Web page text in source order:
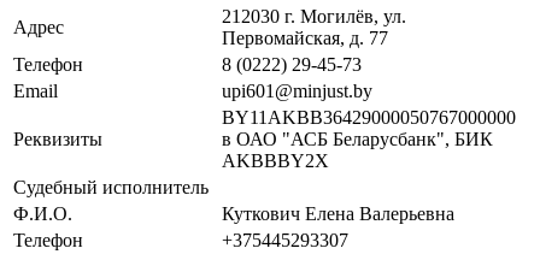
Адрес
212030 г. Могилёв, ул.
Первомайская, д. 77
Телефон
8 (0222) 29-45-73
Email
upi601@minjust.by
Реквизиты
BY11AKBB36429000050767000000
в ОАО "АСБ Беларусбанк", БИК
AKBBBY2X
Судебный исполнитель
Ф.И.О.
Куткович Елена Валерьевна
Телефон
+375445293307